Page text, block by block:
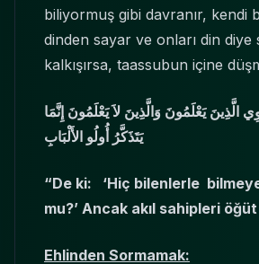
biliyormuş gibi davranır, kendi
dinden sayar ve onları din diye
kalkışırsa, taassubun içine
يَعْلَمُونَ وَالَّذِينَ لاَ يَعْلَمُونَ إِنَّمَا
يَتَذَكَّرُ أُولُو الأَلْبَابِ
“De ki: ‘Hiç bilenlerle
mu?’ Ancak akıl sahipleri öğüt
Ehlinden Sormamak: